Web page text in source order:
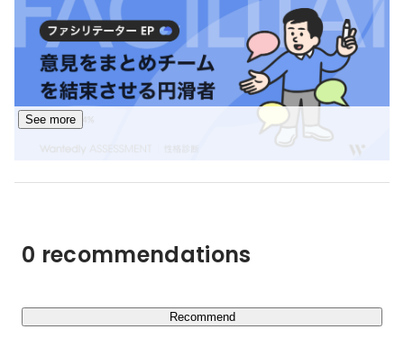
現在はグループ全体で8億円の売上があります。事業をさ
らにグロースさせ、2026年度にはモニター事業だけで15
億円規模に、D2C事業は2030年までに5億円規模に成長さ
せていく予定です。
トレンドに合わせてSNSを中心とした事業領域を拡大する
ほか、D2C事業で取り扱うブランドや商品数を拡大してい
See more
0 recommendations
Recommend